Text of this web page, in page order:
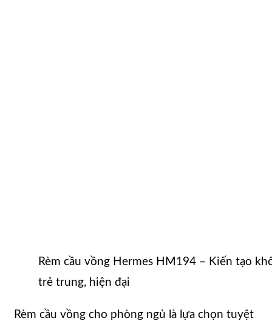
Rèm cầu vồng Hermes HM194 – Kiến tạo
trẻ trung, hiện đại
Rèm cầu vồng cho phòng ngủ là lựa chọn tuyệt